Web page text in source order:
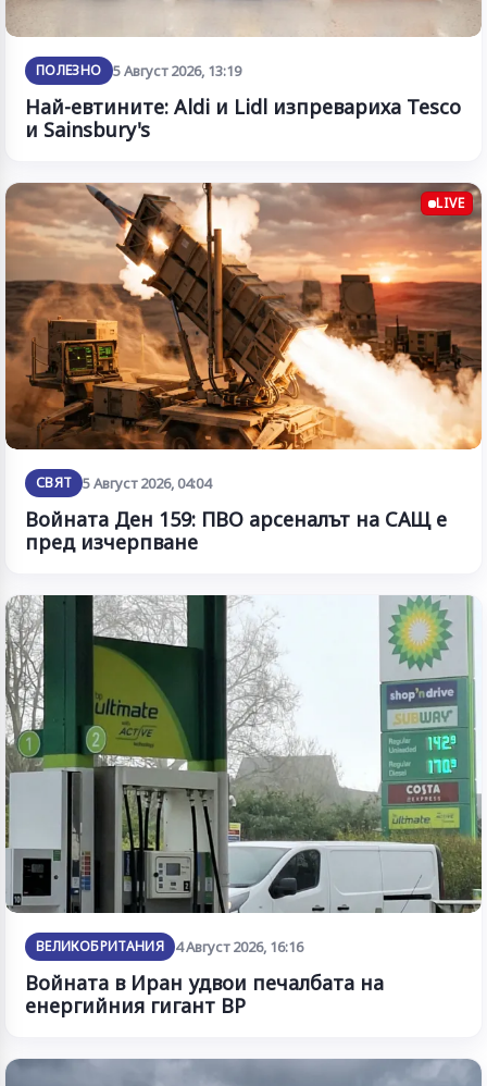
ПОЛЕЗНО 5 Август 2026, 13:19
Най-евтините: Aldi и Lidl изпревариха Tesco
и Sainsbury's
LIVE
СВЯТ 5 Август 2026, 04:04
Войната Ден 159: ПВО арсеналът на САЩ е
пред изчерпване
ВЕЛИКОБРИТАНИЯ 4 Август 2026, 16:16
Войната в Иран удвои печалбата на
енергийния гигант BP